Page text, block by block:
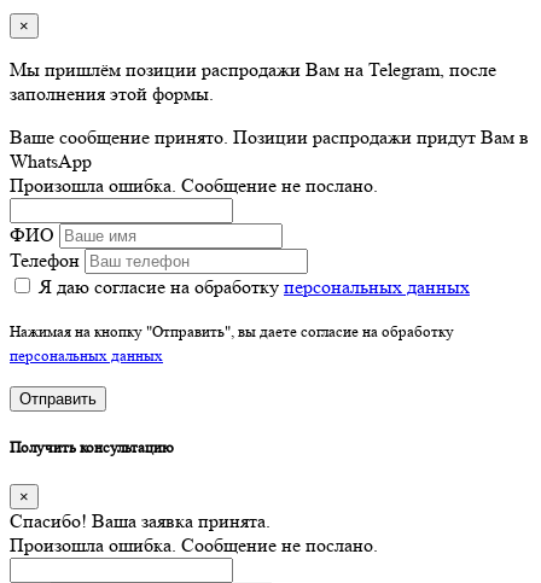
×
Мы пришлём позиции распродажи Вам на Telegram, после
заполнения этой формы.
Ваше сообщение принято. Позиции распродажи придут Вам в
WhatsApp
Произошла ошибка. Сообщение не послано.
ФИО
Телефон
Я даю согласие на обработку персональных данных
Нажимая на кнопку "Отправить", вы даете согласие на обработку
персональных данных
Отправить
Получить консультацию
×
Спасибо! Ваша заявка принята.
Произошла ошибка. Сообщение не послано.